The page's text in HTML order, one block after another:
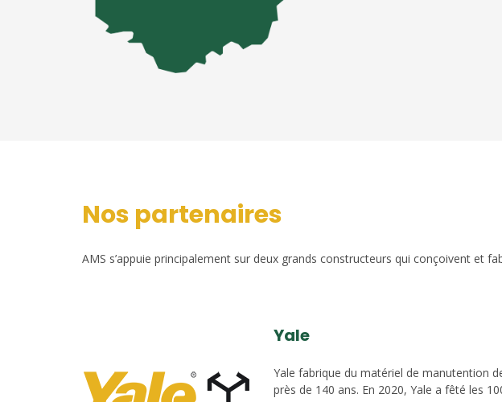
Nos partenaires
AMS s’appuie principalement sur deux grands constructeurs qui conçoivent et
Yale
Yale fabrique du matériel de manutention
près de 140 ans. En 2020, Yale a fêté les